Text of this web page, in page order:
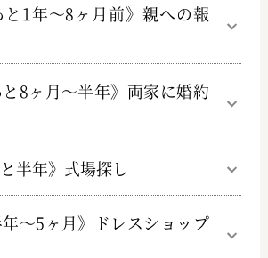
と1年～8ヶ月前》親への報
と8ヶ月～半年》両家に婚約
半年》式場探し
年～5ヶ月》ドレスショップ